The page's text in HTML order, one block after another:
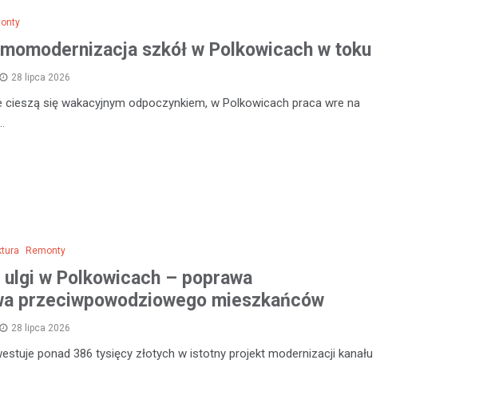
szkół w Polkowicach w toku
28 lipca 2026
się wakacyjnym odpoczynkiem, w Polkowicach praca wre na
Remonty
ulgi w Polkowicach – poprawa
przeciwpowodziowego mieszkańców
28 lipca 2026
ponad 386 tysięcy złotych w istotny projekt modernizacji kanału